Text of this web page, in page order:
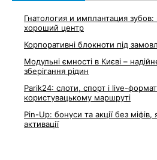
Гнатология и имплантация
хороший центр
Корпоративні блокноти під
Модульні ємності в Києві –
зберігання рідин
Parik24: слоти, спорт і live-
користувацькому маршруті
Pin-Up: бонуси та акції без міфів,
активації